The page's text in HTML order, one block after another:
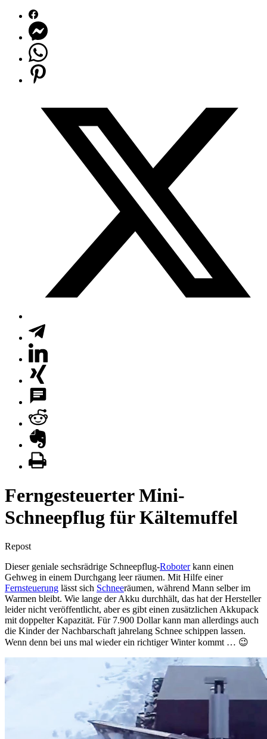
Ferngesteuerter Mini-
Schneepflug für Kältemuffel
Repost
Dieser geniale sechsrädrige Schneepflug-Roboterkann einen
Gehweg in einem Durchgang leer räumen. Mit Hilfe einer
Fernsteuerung lässt sich Schneeräumen, während Mann selber im
Warmen bleibt. Wie lange der Akku durchhält, das hat der Hersteller
leider nicht veröffentlicht, aber es gibt einen zusätzlichen Akkupack
mit doppelter Kapazität. Für 7.900 Dollar kann man allerdings auch
die Kinder der Nachbarschaft jahrelang Schnee schippen lassen.
Wenn denn bei uns mal wieder ein richtiger Winter kommt … 😉